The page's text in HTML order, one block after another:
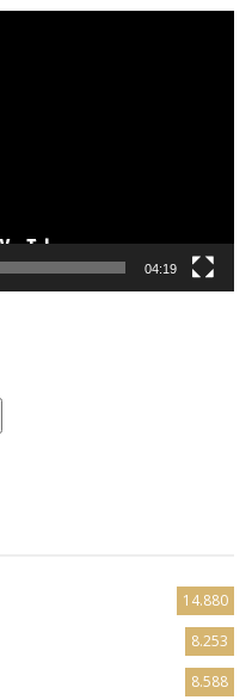
04:19
14.880
8.253
8.588